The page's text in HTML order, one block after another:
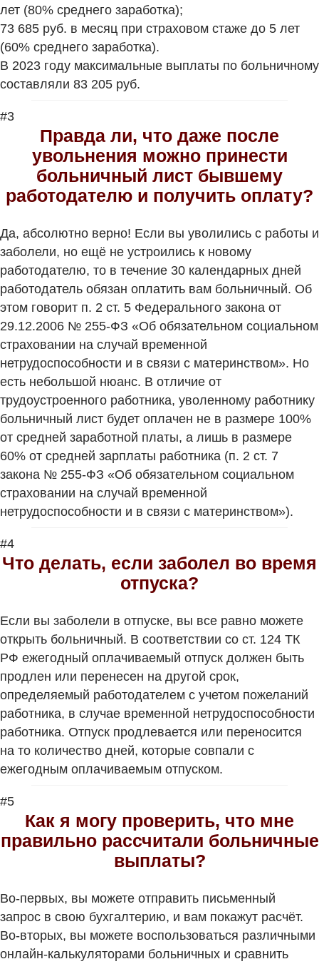
лет (80% среднего заработка);
73 685 руб. в месяц при страховом стаже до 5 лет
(60% среднего заработка).
В 2023 году максимальные выплаты по больничному
составляли 83 205 руб.
#3
Правда ли, что даже после
увольнения можно принести
больничный лист бывшему
работодателю и получить оплату?
Да, абсолютно верно! Если вы уволились с работы и
заболели, но ещё не устроились к новому
работодателю, то в течение 30 календарных дней
работодатель обязан оплатить вам больничный. Об
этом говорит п. 2 ст. 5 Федерального закона от
29.12.2006 № 255-ФЗ «Об обязательном социальном
страховании на случай временной
нетрудоспособности и в связи с материнством». Но
есть небольшой нюанс. В отличие от
трудоустроенного работника, уволенному работнику
больничный лист будет оплачен не в размере 100%
от средней заработной платы, а лишь в размере
60% от средней зарплаты работника (п. 2 ст. 7
закона № 255-ФЗ «Об обязательном социальном
страховании на случай временной
нетрудоспособности и в связи с материнством»).
#4
Что делать, если заболел во время
отпуска?
Если вы заболели в отпуске, вы все равно можете
открыть больничный. В соответствии со ст. 124 ТК
РФ ежегодный оплачиваемый отпуск должен быть
продлен или перенесен на другой срок,
определяемый работодателем с учетом пожеланий
работника, в случае временной нетрудоспособности
работника. Отпуск продлевается или переносится
на то количество дней, которые совпали с
ежегодным оплачиваемым отпуском.
#5
Как я могу проверить, что мне
правильно рассчитали больничные
выплаты?
Во-первых, вы можете отправить письменный
запрос в свою бухгалтерию, и вам покажут расчёт.
Во-вторых, вы можете воспользоваться различными
онлайн-калькуляторами больничных и сравнить